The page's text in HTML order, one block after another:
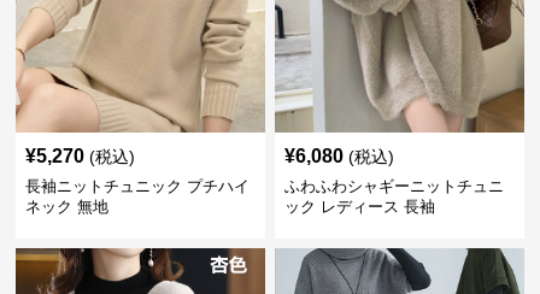
¥5,270 (税込)
長袖ニットチュニック プチハイ
ネック 無地
¥6,080 (税込)
ふわふわシャギーニットチュニ
ック レディース 長袖